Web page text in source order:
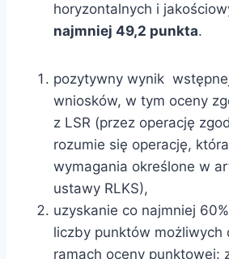
horyzontalnych i
najmniej 49,2 punkta.
pozytywny wynik
wniosków, w tym oceny
z LSR (przez operację
rozumie się operację, która
wymagania określone w
ustawy RLKS),
uzyskanie co najmniej
liczby punktów możliwych
ramach oceny punktowej: